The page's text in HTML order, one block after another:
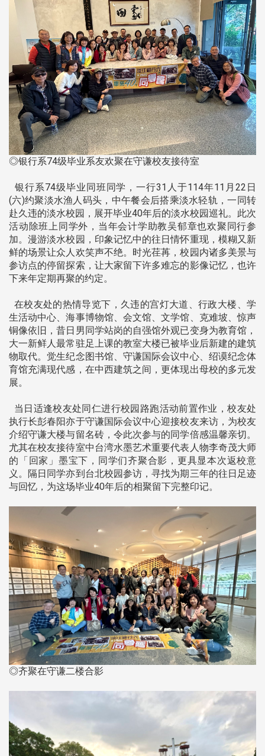
◎银行系74级毕业系友欢聚在守谦校友接待室
银行系74级毕业同班同学，一行31人于114年11月22日
(六)约聚淡水渔人码头，中午餐会后搭乘淡水轻轨，一同转
赴久违的淡水校园，展开毕业40年后的淡水校园巡礼。此次
活动除班上同学外，当年会计学助教吴郁章也欢聚同行参
加。漫游淡水校园，印象记忆中的往日情怀重现，模糊又新
鲜的场景让众人欢笑声不绝。时光荏苒，校园内诸多美景与
参访点的停留探索，让大家留下许多难忘的影像记忆，也许
下来年定期再聚的约定。
在校友处的热情导览下，久违的宫灯大道、行政大楼、学
生活动中心、海事博物馆、会文馆、文学馆、克难坡、惊声
铜像依旧，昔日男同学站岗的自强馆外观已变身为教育馆，
大一新鲜人最常驻足上课的教室大楼已被毕业后新建的建筑
物取代。觉生纪念图书馆、守谦国际会议中心、绍谟纪念体
育馆充满现代感，在中西建筑之间，更体现出母校的多元发
展。
当日适逢校友处同仁进行校园路跑活动前置作业，校友处
执行长彭春阳亦于守谦国际会议中心迎接校友来访，为校友
介绍守谦大楼与留名砖，令此次参与的同学倍感温馨亲切。
尤其在校友接待室中台湾水墨艺术重要代表人物李奇茂大师
的「回家」墨宝下，同学们齐聚合影，更具显本次返校意
义。隔日同学亦到台北校园参访，寻找为期三年的往日足迹
与回忆，为这场毕业40年后的相聚留下完整印记。
◎齐聚在守谦二楼合影